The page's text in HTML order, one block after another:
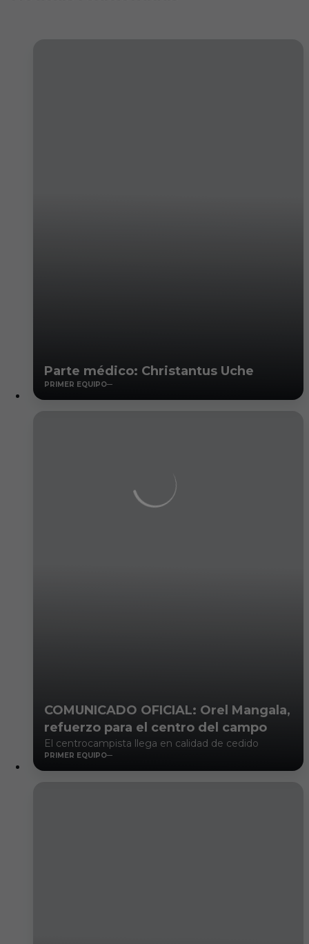
Parte médico: Christantus Uche
PRIMER EQUIPO
COMUNICADO OFICIAL: Orel Mangala,
refuerzo para el centro del campo
El centrocampista llega en calidad de cedido
PRIMER EQUIPO